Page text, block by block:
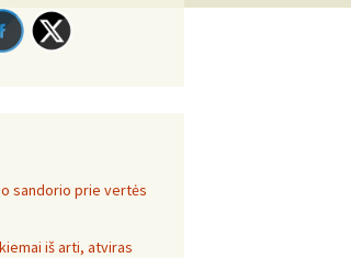
sandorio prie vertės
iš arti, atviras